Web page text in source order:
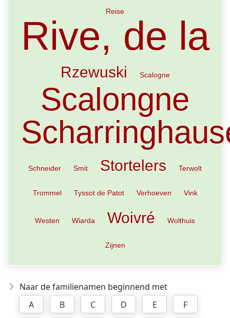
Reise
Rive, de la
Rzewuski Scalogne
Scalongne
Schneider Smit Stortelers Terwolt
Trommel Tyssot de Patot Verhoeven Vink
Westen Wiarda Woivré Wolthuis
Zijnen
Naar de familienamen beginnend met
A
B C D E
F